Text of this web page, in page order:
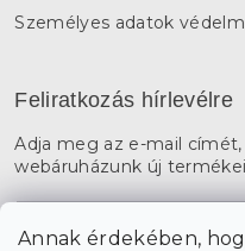
Annak érdekében,
Személyes adatok
Feliratkozás hírlevélre
Adja meg az e-mail
webáruházunk új